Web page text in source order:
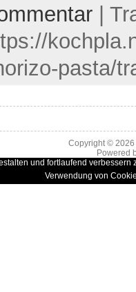
|
pasta/
Copyright ©
Powered
und fortlaufend
Verwendung von